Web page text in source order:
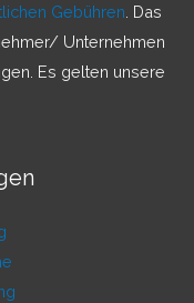
Gebühren . Das
Unternehmen
Es gelten unsere